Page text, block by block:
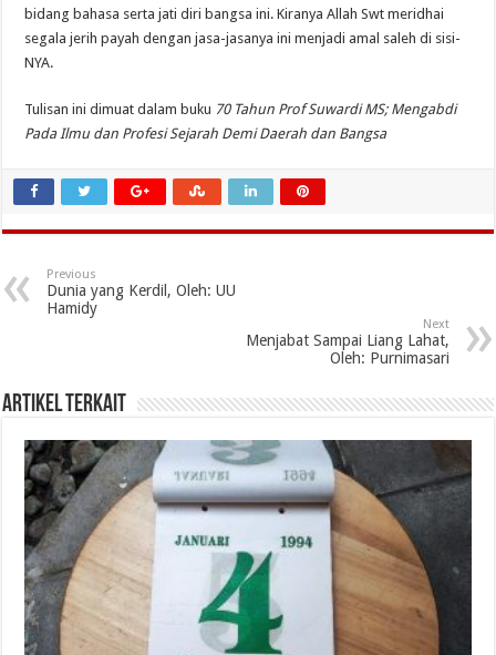
bidang bahasa serta jati diri bangsa ini. Kiranya Allah Swt meridhai
segala jerih payah dengan jasa-jasanya ini menjadi amal saleh di sisi-
NYA.
Tulisan ini dimuat dalam buku 70 Tahun Prof Suwardi MS; Mengabdi
Pada Ilmu dan Profesi Sejarah Demi Daerah dan Bangsa
Previous
Dunia yang Kerdil, Oleh: UU
Hamidy
Next
Menjabat Sampai Liang Lahat,
Oleh: Purnimasari
Artikel Terkait